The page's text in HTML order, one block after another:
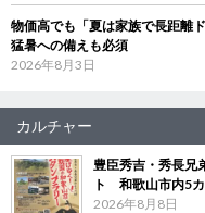
物価高でも「夏は家族で長距離
猛暑への備えも必須
2026年8月3日
カルチャー
豊臣秀吉・秀長兄
ト 和歌山市内5
2026年8月8日